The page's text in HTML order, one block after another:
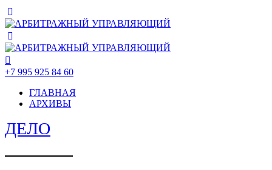
+7 995 925 84 60
ГЛАВНАЯ
АРХИВЫ
ДЕЛО